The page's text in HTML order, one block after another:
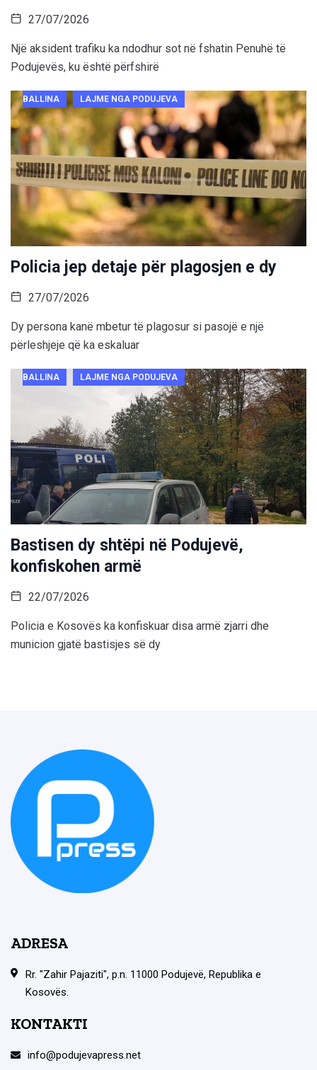
27/07/2026
Një aksident trafiku ka ndodhur sot në fshatin Penuhë të
Podujevës, ku është përfshirë
BALLINA LAJME NGA PODUJEVA
Policia jep detaje për plagosjen e dy
27/07/2026
Dy persona kanë mbetur të plagosur si pasojë e një
përleshjeje që ka eskaluar
BALLINA LAJME NGA PODUJEVA
Bastisen dy shtëpi në Podujevë,
konfiskohen armë
22/07/2026
Policia e Kosovës ka konfiskuar disa armë zjarri dhe
municion gjatë bastisjes së dy
ADRESA
Rr. "Zahir Pajaziti", p.n. 11000 Podujevë, Republika e
Kosovës.
KONTAKTI
info@podujevapress.net